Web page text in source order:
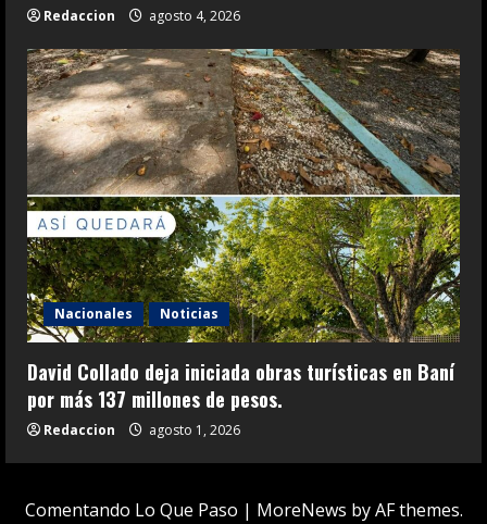
Redaccion agosto 4, 2026
Nacionales Noticias
David Collado deja iniciada obras turísticas en Baní
por más 137 millones de pesos.
Redaccion agosto 1, 2026
Comentando Lo Que Paso | MoreNews by AF themes.